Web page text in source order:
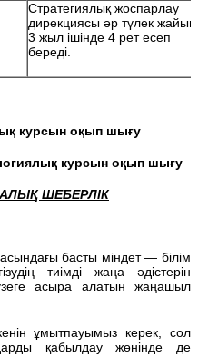
Стратегиялық жоспарлау
дирекциясы әр түлек жайында
3 жыл ішінде 4 рет есеп
береді.
курсын оқып шығу
курсын оқып шығу
ШЕБЕРЛІК
басты міндет — білім
тиімді жаңа әдістерін
асыра алатын жаңашыл
ұмытпауымыз керек, сол
қабылдау жөнінде де